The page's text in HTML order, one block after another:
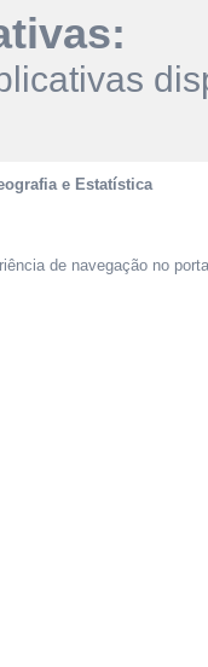
e Estatística
de navegação no